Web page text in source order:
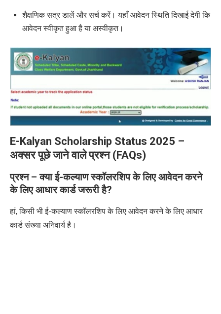
शैक्षणिक सत्र डालें और सर्च करें। यहाँ आवेदन स्थिति दिखाई देगी कि
आवेदन स्वीकृत हुआ है या अस्वीकृत।
E-Kalyan Scholarship Status 2025 –
अक्सर पूछे जाने वाले प्रश्न (FAQs)
प्रश्न – क्या ई-कल्याण स्कॉलरशिप के लिए आवेदन करने
के लिए आधार कार्ड जरूरी है?
हां, किसी भी ई-कल्याण स्कॉलरशिप के लिए आवेदन करने के लिए आधार
कार्ड संख्या अनिवार्य है।